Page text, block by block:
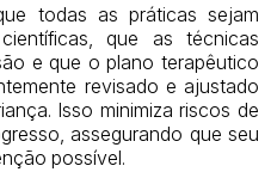
todas as práticas sejam
que as técnicas
e que o plano terapêutico
revisado e ajustado
Isso minimiza riscos de
assegurando que seu
possível.